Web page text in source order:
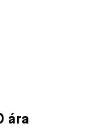
ára